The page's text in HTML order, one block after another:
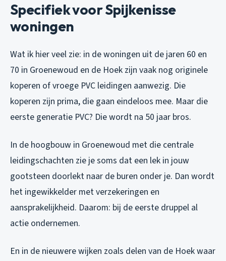
Specifiek voor Spijkenisse
woningen
Wat ik hier veel zie: in de woningen uit de jaren 60 en
70 in Groenewoud en de Hoek zijn vaak nog originele
koperen of vroege PVC leidingen aanwezig. Die
koperen zijn prima, die gaan eindeloos mee. Maar die
eerste generatie PVC? Die wordt na 50 jaar bros.
In de hoogbouw in Groenewoud met die centrale
leidingschachten zie je soms dat een lek in jouw
gootsteen doorlekt naar de buren onder je. Dan wordt
het ingewikkelder met verzekeringen en
aansprakelijkheid. Daarom: bij de eerste druppel al
actie ondernemen.
En in de nieuwere wijken zoals delen van de Hoek waar